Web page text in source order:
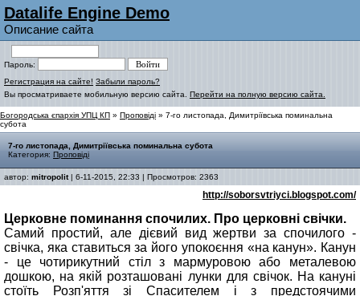
Datalife Engine Demo
Описание сайта
Пароль:
Регистрация на сайте! Забыли пароль?
Вы просматриваете мобильную версию сайта. Перейти на полную версию сайта.
Богородська єпархія УПЦ КП » Проповіді » 7-го листопада, Димитріївська поминальна
субота
7-го листопада, Димитріївська поминальна субота
Категория: Проповіді
автор: mitropolit| 6-11-2015, 22:33 | Просмотров: 2363
http://soborsvtriyci.blogspot.com/
Церковне поминання спочилих. Про церковні свічки.
Самий простий, але дієвий вид жертви за спочилого -
свічка, яка ставиться за його упокоєння «на канун». Канун
- це чотирикутний стіл з мармуровою або металевою
дошкою, на якій розташовані лунки для свічок. На кануні
стоїть Розп'яття зі Спасителем і з предстоячими